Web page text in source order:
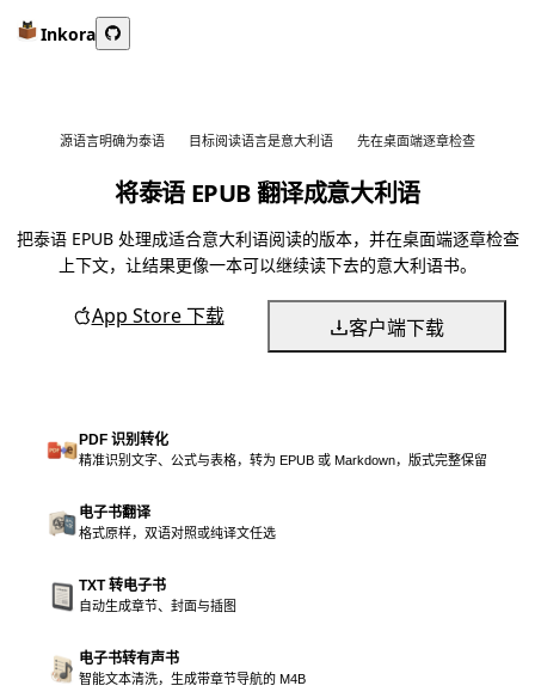
Inkora
源语言明确为泰语 目标阅读语言是意大利语 先在桌面端逐章检查
将泰语 EPUB 翻译成意大利语
把泰语 EPUB 处理成适合意大利语阅读的版本，并在桌面端逐章检查
上下文，让结果更像一本可以继续读下去的意大利语书。
App Store 下载 客户端下载
PDF 识别转化
精准识别文字、公式与表格，转为 EPUB 或 Markdown，版式完整保留
电子书翻译
格式原样，双语对照或纯译文任选
TXT 转电子书
自动生成章节、封面与插图
电子书转有声书
智能文本清洗，生成带章节导航的 M4B